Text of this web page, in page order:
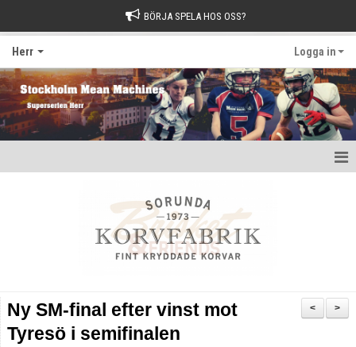
BÖRJA SPELA HOS OSS?
Herr Logga in
>
<
Ny SM-final efter vinst mot
Tyresö i semifinalen